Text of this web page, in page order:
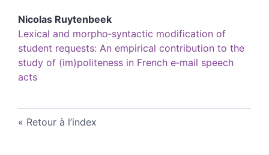
Nicolas Ruytenbeek
Lexical and morpho‑syntactic modification of
student requests: An empirical contribution to the
study of (im)politeness in French e‑mail speech
acts
Retour à l’index